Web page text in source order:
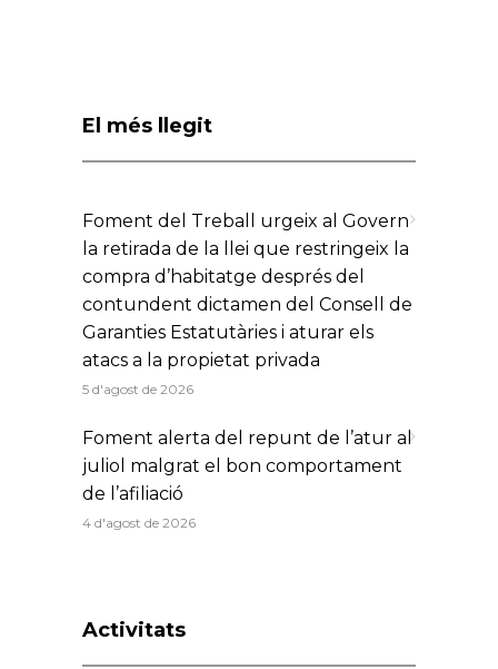
El més llegit
Foment del Treball urgeix al Govern
la retirada de la llei que restringeix la
compra d’habitatge després del
contundent dictamen del Consell de
Garanties Estatutàries i aturar els
atacs a la propietat privada
5 d'agost de 2026
Foment alerta del repunt de l’atur al
juliol malgrat el bon comportament
de l’afiliació
4 d'agost de 2026
Activitats